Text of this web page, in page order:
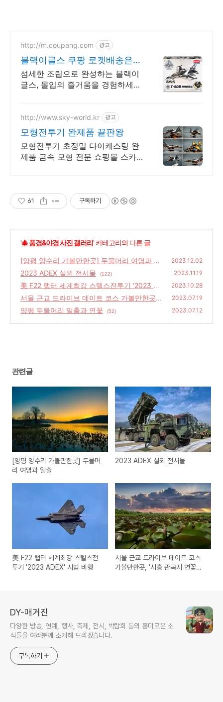
http://m.coupang.com 광고
블랙이글스 쿠팡 로켓배송은
역시 쿠팡!
섬세한 조립으로 완성하는 블랙이
글스, 몰입의 즐거움을 경험하세
없이 시작하세요.
http://www.sky-world.kr 광고
모형전투기 완제품 끝판왕
모형전투기 초정밀 다이케스팅 완
제품 금속 모형 전문 쇼핑몰 스카
61 구독하기
'🎄 풍경&야경 사진 갤러리' 카테고리의 다른 글
[양평 양수리 가볼만한곳] 두물머리 여명과 일
출
(185)
2023.12.02
2023 ADEX 실외 전시물 (122) 2023.11.19
美 F22 랩터 세계최강 스텔스전투기 '2023 AD
EX' 시범 비행
(168)
2023.10.28
서울 근교 드라이브 데이트 코스 가볼만한곳,
'시흥 관곡지 연꽃테마파크'
(52)
2023.07.19
양평 두물머리 일출과 연꽃 (52) 2023.07.12
관련글
[양평 양수리 가볼만한곳] 두물머
리 여명과 일출
2023 ADEX 실외 전시물
美 F22 랩터 세계최강 스텔스전
투기 '2023 ADEX' 시범 비행
서울 근교 드라이브 데이트 코스
가볼만한곳, '시흥 관곡지 연꽃테
DY-매거진
다양한 방송, 연예, 행사, 축제, 전시, 박람회 등의 흥미로운 소
식들을 여러분께 소개해 드리겠습니다.
구독하기